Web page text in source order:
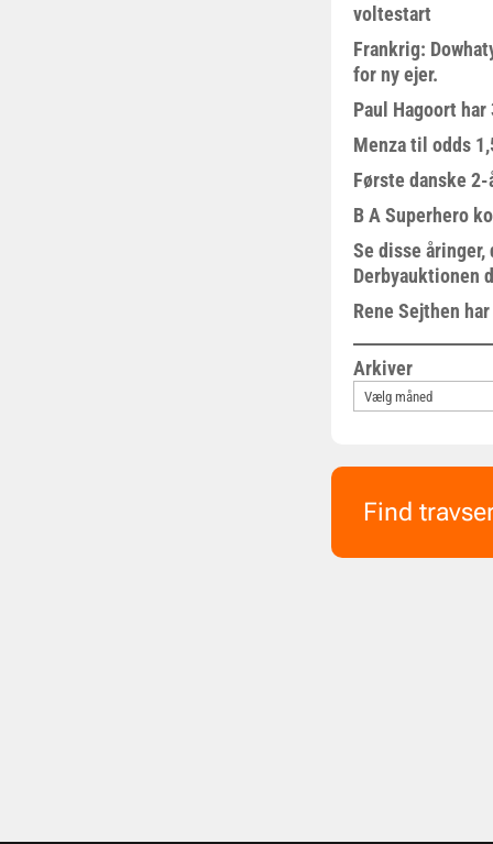
voltestart
Frankrig:
for ny ejer.
Paul Hagoort
Menza til odds
Første danske
B A Superhero
Se disse
Derbyauktionen
Rene Sejthen
Arkiver
Find